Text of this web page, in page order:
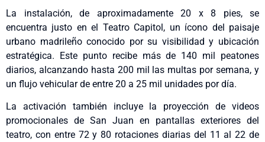
La instalación, de aproximadamente 20 x 8 pies, se
encuentra justo en el Teatro Capitol, un ícono del paisaje
urbano madrileño conocido por su visibilidad y ubicación
estratégica. Este punto recibe más de 140 mil peatones
diarios, alcanzando hasta 200 mil las multas por semana, y
un flujo vehicular de entre 20 a 25 mil unidades por día.
La activación también incluye la proyección de videos
promocionales de San Juan en pantallas exteriores del
teatro, con entre 72 y 80 rotaciones diarias del 11 al 22 de